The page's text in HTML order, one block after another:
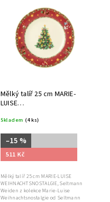
Mělký talíř 25 cm MARIE-
LUISE
Seltmann Weiden
Skladem (4 ks)
–15 %
511 Kč
Mělký talíř 25 cm MARIE-LUISE
WEIHNACHTSNOSTALGIE, Seltmann
Weiden z kolekce Marie-Luise
Weihnachtsnostalgie od Seltmann